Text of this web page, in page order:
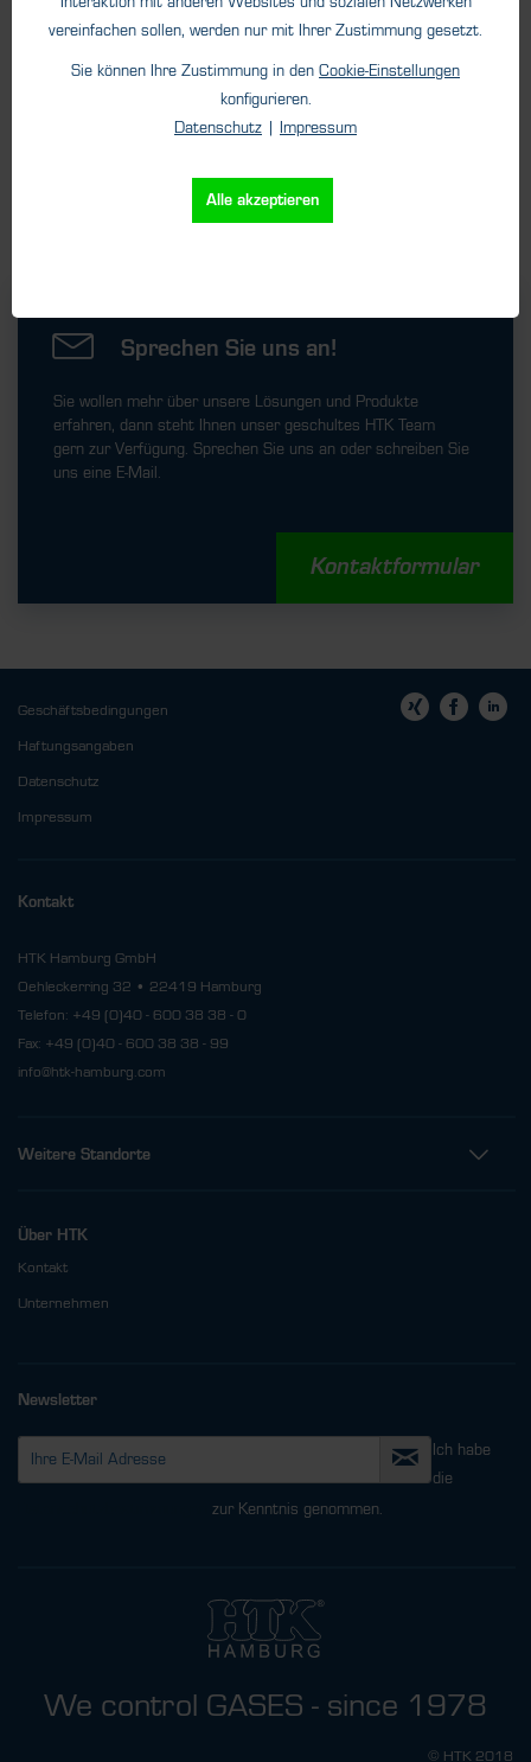
Sprechen Sie uns an!
Sie wollen mehr über unsere Lösungen und Produkte
erfahren, dann steht Ihnen unser geschultes HTK Team
gern zur Verfügung. Sprechen Sie uns an oder schreiben Sie
uns eine E-Mail.
Kontaktformular
Geschäftsbedingungen
Haftungsangaben
Datenschutz
Impressum
Kontakt
HTK Hamburg GmbH
Oehleckerring 32 • 22419 Hamburg
Telefon: +49 (0)40 - 600 38 38 - 0
Fax: +49 (0)40 - 600 38 38 - 99
info@htk-hamburg.com
Weitere Standorte
Über HTK
Kontakt
Unternehmen
Newsletter
Ich habe
die
zur Kenntnis genommen.
We control GASES - since 1978
© HTK 2018
vereinfachen sollen, werden nur mit Ihrer Zustimmung gesetzt.
Sie können Ihre Zustimmung in den Cookie-Einstellungen
konfigurieren.
Datenschutz | Impressum
Alle akzeptieren